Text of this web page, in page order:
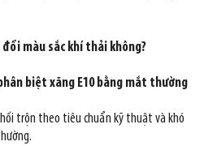
đổi màu sắc khí thải không?
biệt xăng E10 bằng mắt thường
trộn theo tiêu chuẩn kỹ thuật và khó